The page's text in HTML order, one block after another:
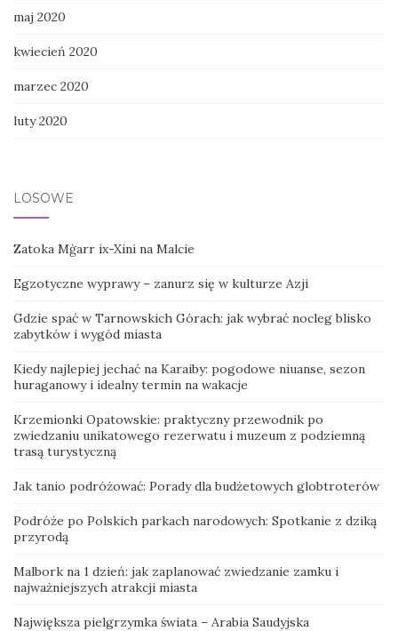
maj 2020
kwiecień 2020
marzec 2020
luty 2020
LOSOWE
Zatoka Mġarr ix-Xini na Malcie
Egzotyczne wyprawy – zanurz się w kulturze Azji
Gdzie spać w Tarnowskich Górach: jak wybrać nocleg blisko
zabytków i wygód miasta
Kiedy najlepiej jechać na Karaiby: pogodowe niuanse, sezon
huraganowy i idealny termin na wakacje
Krzemionki Opatowskie: praktyczny przewodnik po
zwiedzaniu unikatowego rezerwatu i muzeum z podziemną
trasą turystyczną
Jak tanio podróżować: Porady dla budżetowych globtroterów
Podróże po Polskich parkach narodowych: Spotkanie z dziką
przyrodą
Malbork na 1 dzień: jak zaplanować zwiedzanie zamku i
najważniejszych atrakcji miasta
Największa pielgrzymka świata – Arabia Saudyjska